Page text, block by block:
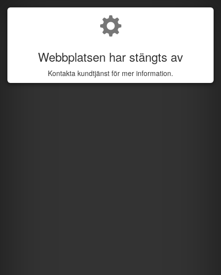
Webbplatsen har stängts av
Kontakta kundtjänst för mer information.